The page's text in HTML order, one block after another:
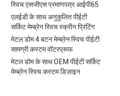
स्विच एसजीएस प्रमाणपत्र आईपी65
एलईडी के साथ अनुकूलित पीईटी
सर्किट मेम्ब्रेन स्विच स्क्रीन प्रिंटिंग
मेटल डोम 4 बटन मेम्ब्रेन स्विच पीईटी
सामग्री कस्टम वॉटरप्रूफ
मेटल डोम के साथ OEM पीईटी सर्किट
मेम्ब्रेन स्विच कस्टम डिज़ाइन